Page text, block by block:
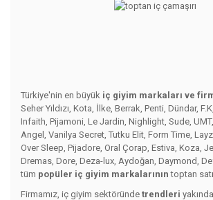
Türkiye'nin en büyük iç giyim markaları ve
Seher Yıldızı, Kota, İlke, Berrak, Penti, Dündar,
Infaith, Pijamoni, Le Jardin, Nighlight, Sude,
Angel, Vanilya Secret, Tutku Elit, Form Time,
Over Sleep, Pijadore, Oral Çorap, Estiva, Koza,
Dremas, Dore, Deza-lux, Aydoğan, Daymond,
tüm popüler iç giyim markalarının toptan
Firmamız, iç giyim sektöründe trendleri